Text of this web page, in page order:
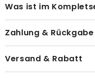
Was ist im
Zahlung & Rückgabe
Versand & Rabatt